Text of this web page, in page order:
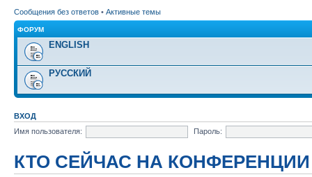
Сообщения без ответов • Активные темы
ФОРУМ
ENGLISH
РУССКИЙ
ВХОД
Имя пользователя:
Пароль:
КТО СЕЙЧАС НА КОНФЕРЕНЦИИ